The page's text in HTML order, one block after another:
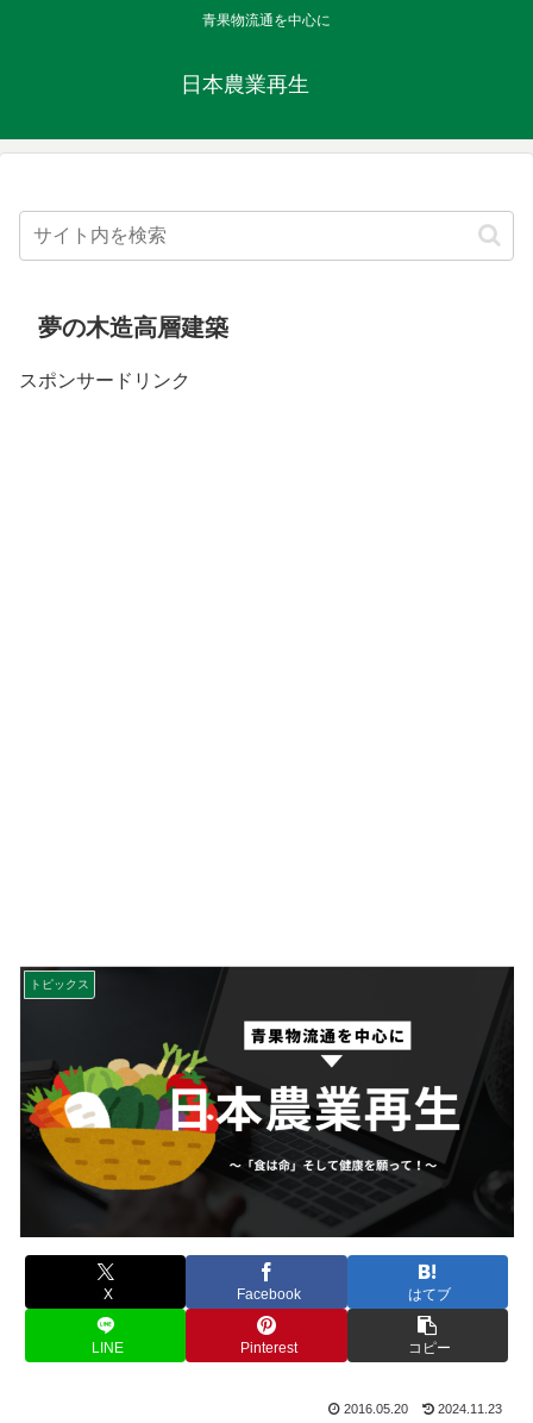
青果物流通を中心に
日本農業再生
夢の木造高層建築
スポンサードリンク
トピックス
X Facebook はてブ
LINE Pinterest コピー
2016.05.20 2024.11.23